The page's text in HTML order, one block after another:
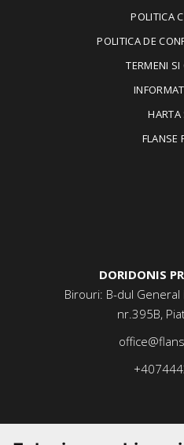
POLITICA
POLITICA DE
TERMENI SI
HARTA
FLANSE
DORIDONIS
Birouri: B-dul General
nr.395B,